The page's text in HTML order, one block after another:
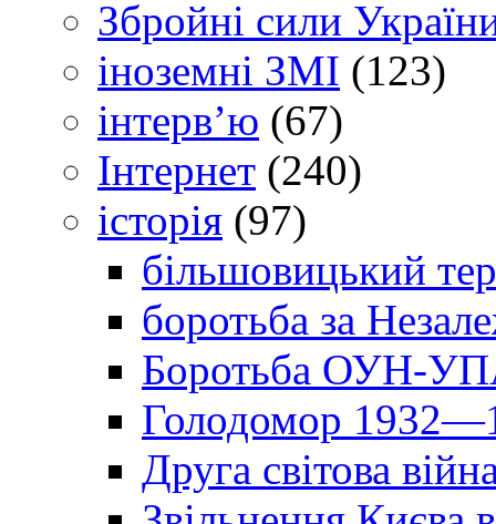
Збройні сили
іноземні ЗМІ (123)
інтерв’ю (67)
Інтернет (240)
історія (97)
більшовицький
боротьба за
Боротьба ОУН-УПА
Голодомор
Друга світова